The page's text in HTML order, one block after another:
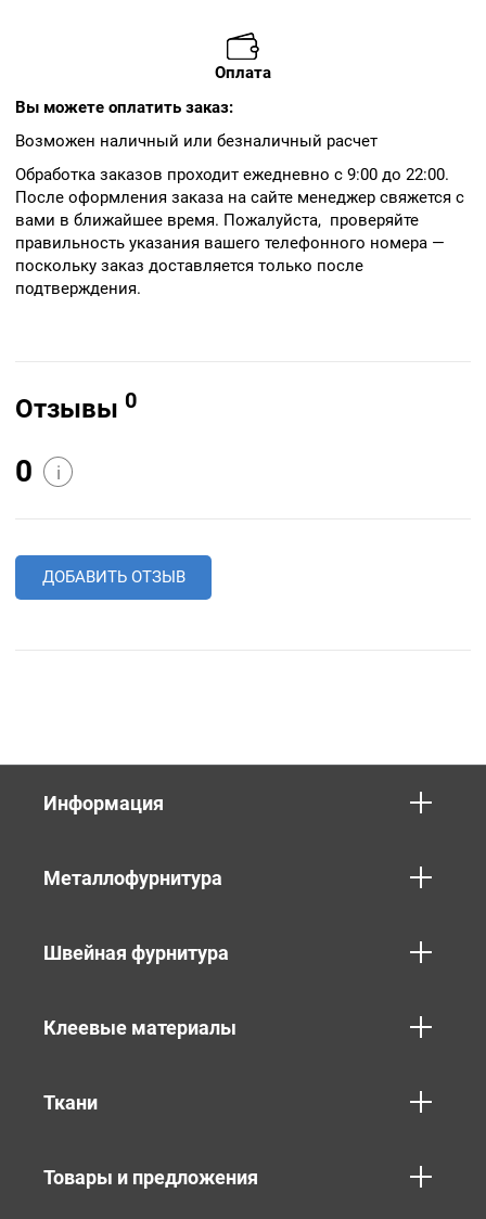
Оплата
Вы можете оплатить заказ:
Возможен наличный или безналичный расчет
Обработка заказов проходит ежедневно с 9:00 до 22:00.
После оформления заказа на сайте менеджер свяжется с
вами в ближайшее время. Пожалуйста, проверяйте
правильность указания вашего телефонного номера —
поскольку заказ доставляется только после
подтверждения.
Отзывы 0
0 i
ДОБАВИТЬ ОТЗЫВ
Информация
Металлофурнитура
Швейная фурнитура
Клеевые материалы
Ткани
Товары и предложения